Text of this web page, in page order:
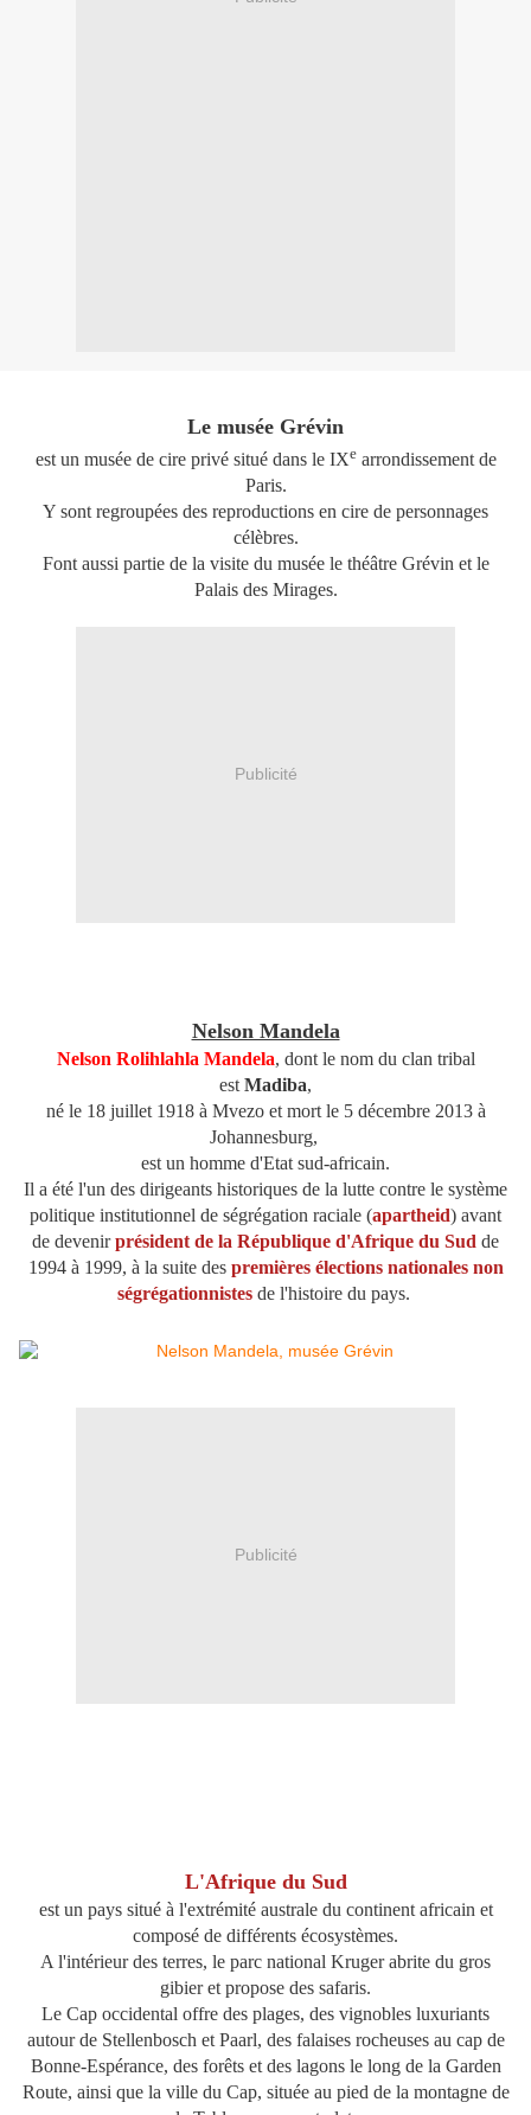
Le musée Grévin
est un musée de cire privé situé dans le IXearrondissement de
Paris.
Y sont regroupées des reproductions en cire de personnages
célèbres.
Font aussi partie de la visite du musée le théâtre Grévin et le
Palais des Mirages.
Publicité
Nelson Mandela
Nelson Rolihlahla Mandela, dont le nom du clan tribal
est Madiba,
né le 18 juillet 1918 à Mvezo et mort le 5 décembre 2013 à
Johannesburg,
est un homme d'Etat sud-africain.
Il a été l'un des dirigeants historiques de la lutte contre le système
politique institutionnel de ségrégation raciale (apartheid) avant
de devenirprésident de la République d'Afrique du Sud de
1994 à 1999, à la suite des premières élections nationales non
ségrégationnistesde l'histoire du pays.
Publicité
L'Afrique du Sud
est un pays situé à l'extrémité australe du continent africain et
composé de différents écosystèmes.
A l'intérieur des terres, le parc national Kruger abrite du gros
gibier et propose des safaris.
Le Cap occidental offre des plages, des vignobles luxuriants
autour de Stellenbosch et Paarl, des falaises rocheuses au cap de
Bonne-Espérance, des forêts et des lagons le long de la Garden
Route, ainsi que la ville du Cap, située au pied de la montagne de